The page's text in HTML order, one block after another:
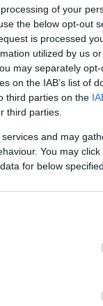
of your
the below opt-out
is processed
utilized by us
may separately
on the IAB’s list of
third parties on the
third parties.
and may
You may
for below
μία smart
να
–
και να
δουλειάς
μπορούν
έξυπνα
της
τις ώρες
εργασία.